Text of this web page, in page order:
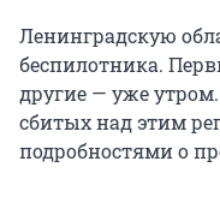
Ленинградскую
беспилотника.
другие — уже
сбитых над этим
подробностями о